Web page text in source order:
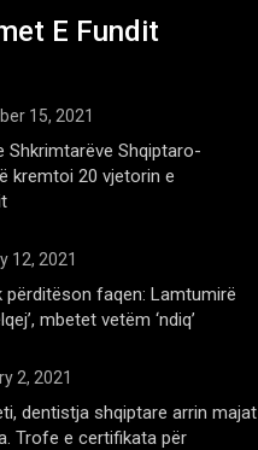
E Fundit
15, 2021
Shkrimtarëve Shqiptaro-
kremtoi 20 vjetorin e
12, 2021
përditëson faqen: Lamtumirë
mbetet vetëm ‘ndiq’
2, 2021
dentistja shqiptare arrin majat
Trofe e certifikata për